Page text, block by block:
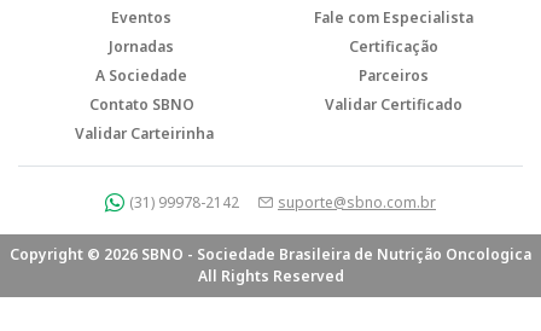
Eventos
Fale com Especialista
Jornadas
Certificação
A Sociedade
Parceiros
Contato SBNO
Validar Certificado
Validar Carteirinha
(31) 99978-2142 suporte@sbno.com.br
Copyright © 2026 SBNO - Sociedade Brasileira de Nutrição Oncologica
All Rights Reserved